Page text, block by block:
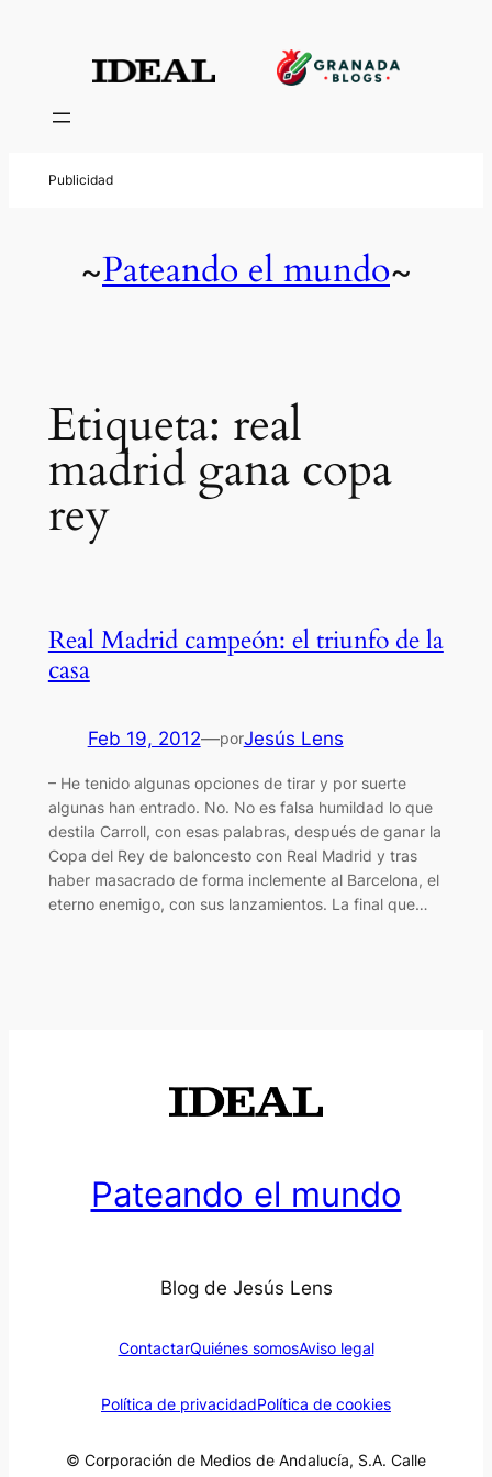
contenido
~Pateando el mundo~
Etiqueta: real
madrid gana copa
rey
Real Madrid campeón: el triunfo de la
casa
Feb 19, 2012—porJesús Lens
– He tenido algunas opciones de tirar y por suerte
algunas han entrado. No. No es falsa humildad lo que
destila Carroll, con esas palabras, después de ganar la
Copa del Rey de baloncesto con Real Madrid y tras
haber masacrado de forma inclemente al Barcelona, el
eterno enemigo, con sus lanzamientos. La final que…
Pateando el mundo
Blog de Jesús Lens
ContactarQuiénes somosAviso legal
Política de privacidadPolítica de cookies
© Corporación de Medios de Andalucía, S.A. Calle